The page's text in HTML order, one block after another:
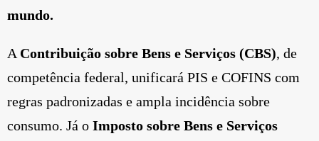
mundo.
A Contribuição sobre Bens e Serviços (CBS), de
competência federal, unificará PIS e COFINS com
regras padronizadas e ampla incidência sobre
consumo. Já o Imposto sobre Bens e Serviços